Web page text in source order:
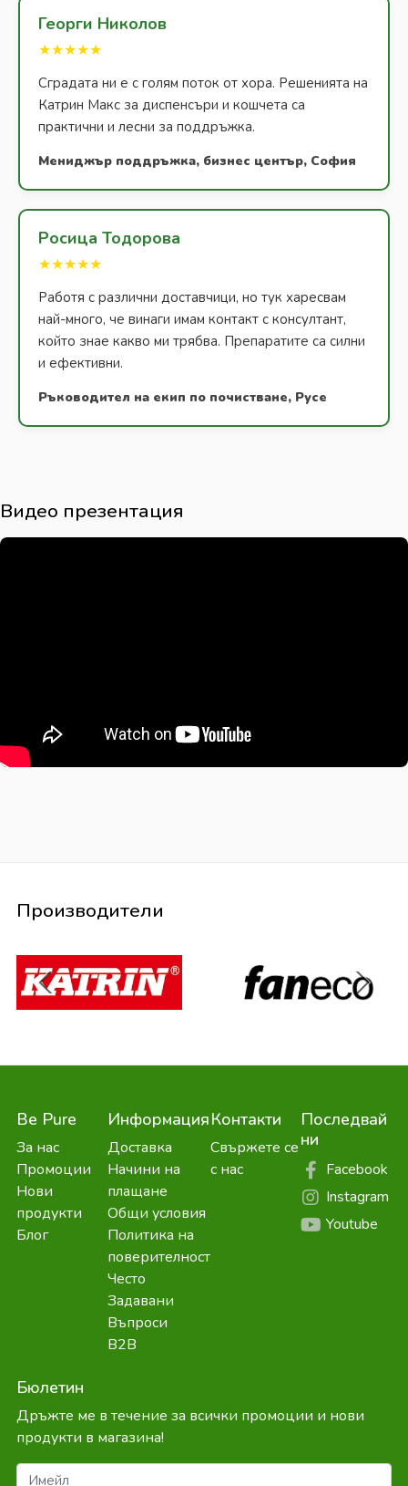
Георги Николов
★★★★★
Сградата ни е с голям поток от хора. Решенията на
Катрин Макс за диспенсъри и кошчета са
практични и лесни за поддръжка.
Мениджър поддръжка, бизнес център, София
Росица Тодорова
★★★★★
Работя с различни доставчици, но тук харесвам
най-много, че винаги имам контакт с консултант,
който знае какво ми трябва. Препаратите са силни
и ефективни.
Ръководител на екип по почистване, Русе
Видео презентация
Производители
Be Pure
За нас
Промоции
Нови
продукти
Блог
Информация
Доставка
Начини на
плащане
Общи условия
Политика на
поверителност
Често
Задавани
Въпроси
B2B
Контакти
Свържете се
с нас
Последвай
ни
Facebook
Instagram
Youtube
Бюлетин
Дръжте ме в течение за всички промоции и нови
продукти в магазина!
Имейл